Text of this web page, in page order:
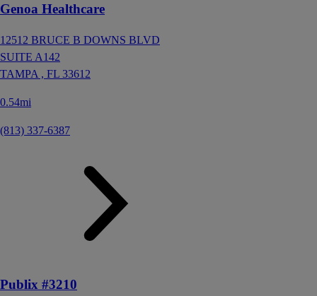
Genoa Healthcare
12512 BRUCE B DOWNS BLVD
SUITE A142
TAMPA , FL 33612
0.54mi
(813) 337-6387
Publix #3210